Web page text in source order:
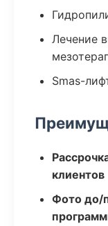
Лечение
Smas-
клиентов
Фото до/